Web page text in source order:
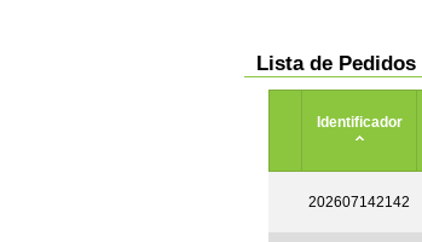
Lista de Pedidos
Identificador
202607142142